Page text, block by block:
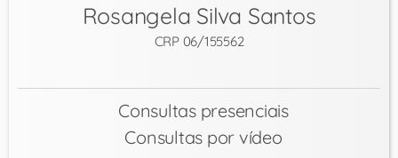
Rosangela Silva Santos
CRP 06/155562
Consultas presenciais
Consultas por vídeo